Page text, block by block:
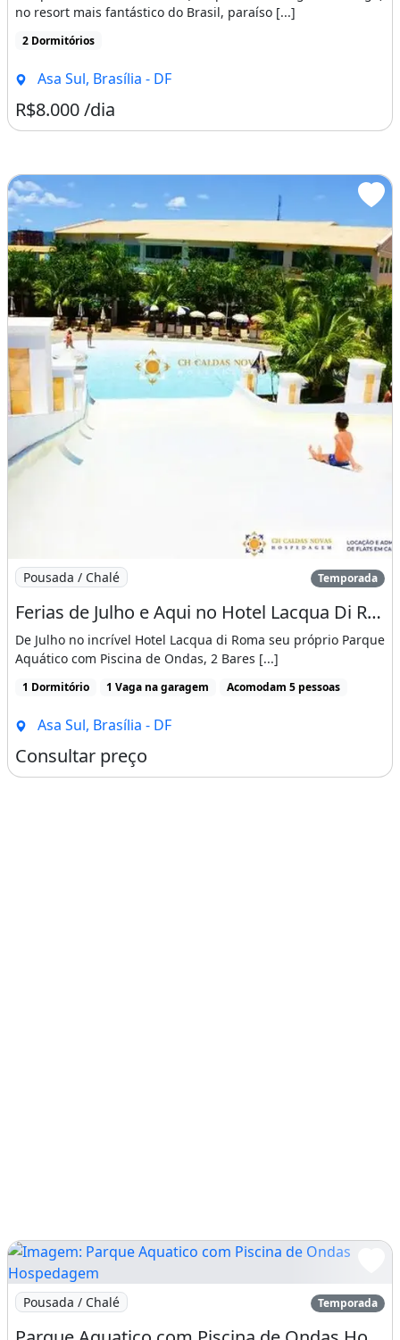
no resort mais fantástico do Brasil, paraíso [...]
2 Dormitórios
Asa Sul, Brasília - DF
R$8.000 /dia
Imagem: Ferias de Julho e Aqui no Hotel Lacqua Di
Pousada / Chalé Temporada
Ferias de Julho e Aqui no Hotel Lacqua Di Roma Caldas Novas Goias com Parque Aquático
De Julho no incrível Hotel Lacqua di Roma seu próprio Parque
Aquático com Piscina de Ondas, 2 Bares [...]
1 Dormitório 1 Vaga na garagem Acomodam 5 pessoas
Asa Sul, Brasília - DF
Consultar preço
Imagem: Parque Aquatico com Piscina de Ondas
Pousada / Chalé Temporada